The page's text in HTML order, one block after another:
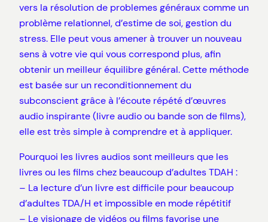
vers la résolution de problemes généraux comme un
problème relationnel, d’estime de soi, gestion du
stress. Elle peut vous amener à trouver un nouveau
sens à votre vie qui vous correspond plus, afin
obtenir un meilleur équilibre général. Cette méthode
est basée sur un reconditionnement du
subconscient grâce à l’écoute répété d’œuvres
audio inspirante (livre audio ou bande son de films),
elle est très simple à comprendre et à appliquer.
Pourquoi les livres audios sont meilleurs que les
livres ou les films chez beaucoup d’adultes TDAH :
– La lecture d’un livre est difficile pour beaucoup
d’adultes TDA/H et impossible en mode répétitif
– Le visionage de vidéos ou films favorise une